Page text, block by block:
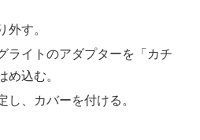
外す。
ライトのアダプターを「カチ
め込む。
し、カバーを付ける。